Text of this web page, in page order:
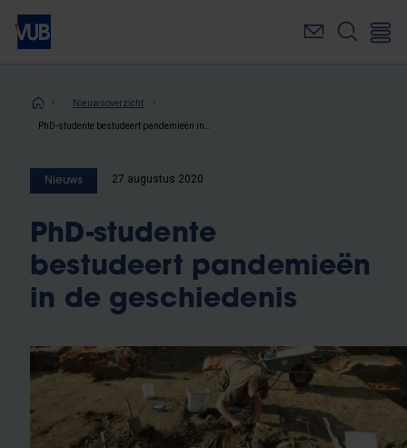
Overslaan
naar
inhoudKruimelpad
Nieuwsoverzicht
Nieuws 27 augustus 2020
PhD-studente
bestudeert pandemieën
in de geschiedenis